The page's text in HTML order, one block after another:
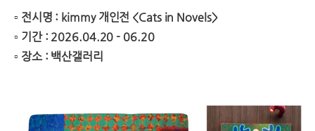
​▫️ 전시명 : kimmy 개인전 <Cats in Novels>
▫️ 기간 : 2026.04.20 - 06.20
▫️ 장소 : 백산갤러리